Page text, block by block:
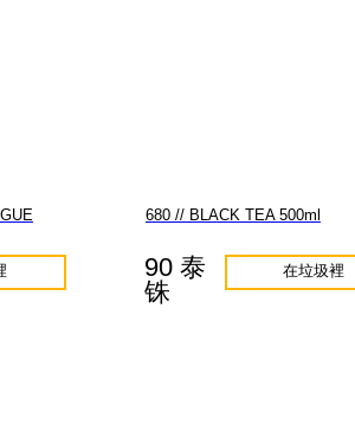
680 // BLACK TEA 500ml
90 泰
铢
在垃圾裡